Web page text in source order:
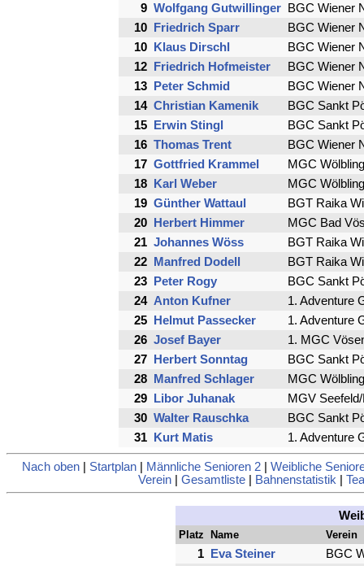
9 Wolfgang Gutwillinger BGC Wiener
10 Friedrich Sparr
BGC Wiener
10 Klaus Dirschl
BGC Wiener
12 Friedrich Hofmeister
BGC Wiener
13 Peter Schmid
BGC Wiener
14 Christian Kamenik
BGC Sankt
15 Erwin Stingl
BGC Sankt
16 Thomas Trent
BGC Wiener
17 Gottfried Krammel
MGC Wölbling
18 Karl Weber
MGC Wölbling
19 Günther Wattaul
BGT Raika
20 Herbert Himmer
MGC Bad
21 Johannes Wöss
BGT Raika
22 Manfred Dodell
BGT Raika
23 Peter Rogy
BGC Sankt
24 Anton Kufner
1. Adventure
25 Helmut Passecker
1. Adventure
26 Josef Bayer
1. MGC
27 Herbert Sonntag
BGC Sankt
28 Manfred Schlager
MGC Wölbling
29 Libor Juhanak
MGV
30 Walter Rauschka
BGC Sankt
31 Kurt Matis 1. Adventure
Nach oben| Startplan| Männliche Senioren 2| Weibliche
Verein
Gesamtliste Bahnenstatistik
Platz Name Verein
1 Eva Steiner
BGC